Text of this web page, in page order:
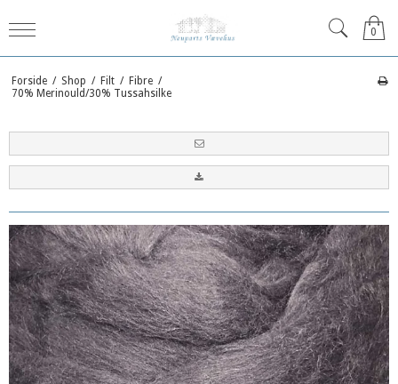
0
Forside / Shop / Filt / Fibre /
70% Merinould/30% Tussahsilke